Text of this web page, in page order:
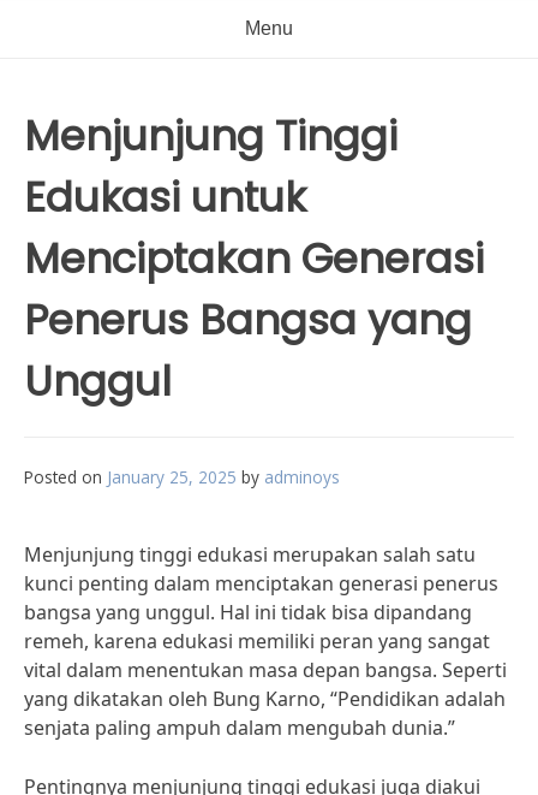
Menu
Menjunjung Tinggi
Edukasi untuk
Menciptakan Generasi
Penerus Bangsa yang
Unggul
Posted on January 25, 2025 by adminoys
Menjunjung tinggi edukasi merupakan salah satu
kunci penting dalam menciptakan generasi penerus
bangsa yang unggul. Hal ini tidak bisa dipandang
remeh, karena edukasi memiliki peran yang sangat
vital dalam menentukan masa depan bangsa. Seperti
yang dikatakan oleh Bung Karno, “Pendidikan adalah
senjata paling ampuh dalam mengubah dunia.”
Pentingnya menjunjung tinggi edukasi juga diakui